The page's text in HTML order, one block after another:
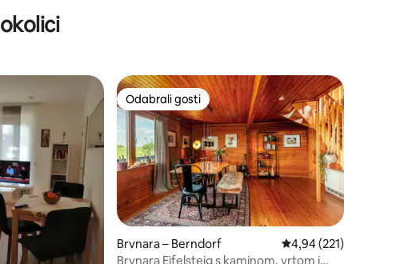
s oznakom „Odabrali gosti”
Odabrali gosti
Odabrali gosti
Brvnara – Berndorf Prosječna ocjena:
4,94 (221)
Brvnara Eifelsteig s kaminom, vrtom i